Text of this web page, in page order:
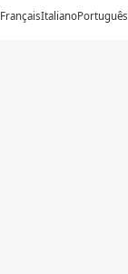
FrançaisItalianoPortuguês